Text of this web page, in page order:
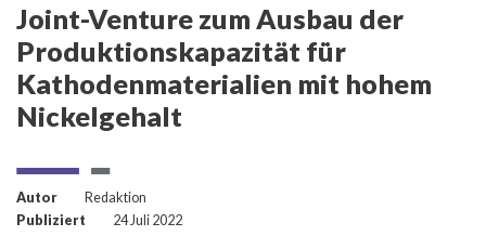
Joint-Venture zum Ausbau der
Produktionskapazität für
Kathodenmaterialien mit hohem
Nickelgehalt
Autor
Redaktion
Publiziert
24 Juli 2022